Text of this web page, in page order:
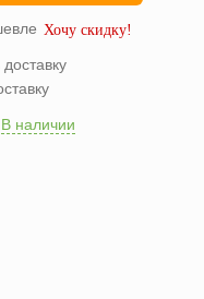
Хочу скидку!
В наличии